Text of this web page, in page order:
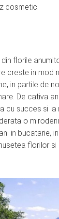
cosmetic.
florile
creste in mod
in partile de
De cativa
cu succes si la
o
in bucatarie,
florilor si